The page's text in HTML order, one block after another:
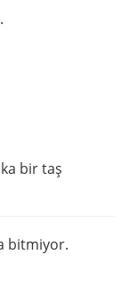
bir taş
bitmiyor.